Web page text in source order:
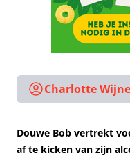
Charlotte
Douwe Bob vertrekt
af te kicken van zijn